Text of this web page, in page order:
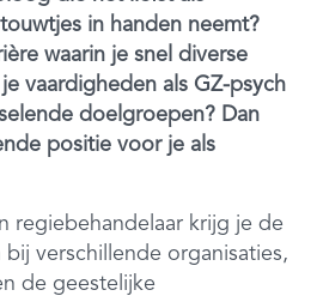
in handen neemt?
waarin je snel diverse
vaardigheden als GZ-psych
doelgroepen? Dan
positie voor je als
regiebehandelaar krijg je de
verschillende organisaties,
de geestelijke